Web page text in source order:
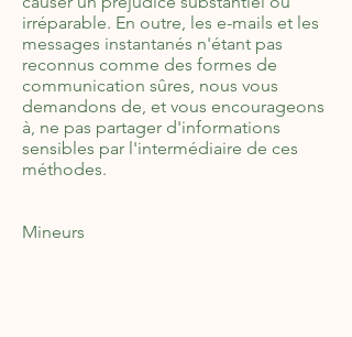
irréparable. En outre, les e-mails et les
messages instantanés n'étant pas
reconnus comme des formes de
communication sûres, nous vous
demandons de, et vous encourageons
à, ne pas partager d'informations
sensibles par l'intermédiaire de ces
méthodes.
Mineurs